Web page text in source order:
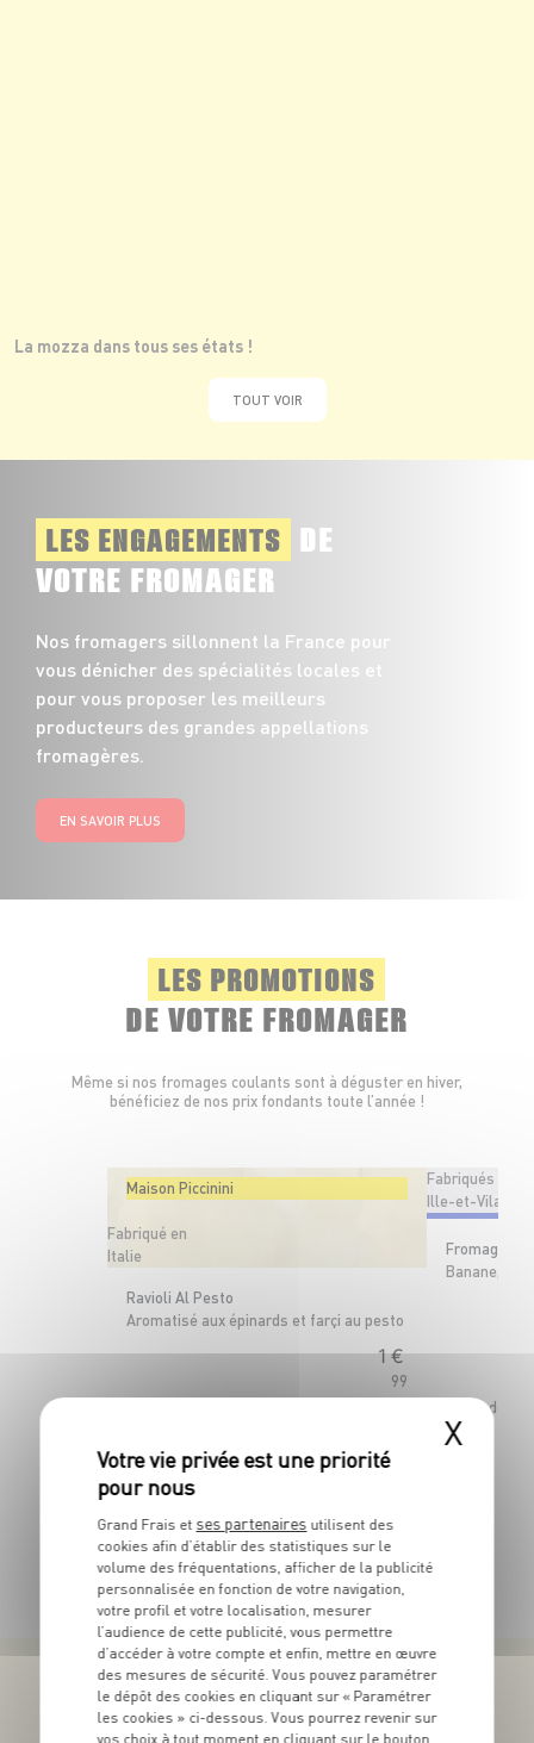
La mozza dans tous ses états !
TOUT VOIR
LES ENGAGEMENTS DE
VOTRE FROMAGER
Nos fromagers sillonnent la France pour
vous dénicher des spécialités locales et
pour vous proposer les meilleurs
producteurs des grandes appellations
fromagères.
EN SAVOIR PLUS
LES PROMOTIONS
DE VOTRE FROMAGER
Même si nos fromages coulants sont à déguster en hiver,
bénéficiez de nos prix fondants toute l’année !
Maison Piccinini
Fabriqué en
Italie
Ravioli Al Pesto
Aromatisé aux épinards et farçi au pesto
1 €
99
Fabriqués en
Ille-et-Vilaine
Fromage
Banane,
Le lot de
TOUTES NOS PROMOTIONS
X
Grand Frais et ses partenaires utilisent des
cookies afin d’établir des statistiques sur le
volume des fréquentations, afficher de la publicité
personnalisée en fonction de votre navigation,
votre profil et votre localisation, mesurer
l’audience de cette publicité, vous permettre
d’accéder à votre compte et enfin, mettre en œuvre
des mesures de sécurité. Vous pouvez paramétrer
le dépôt des cookies en cliquant sur « Paramétrer
les cookies » ci-dessous. Vous pourrez revenir sur
vos choix à tout moment en cliquant sur le bouton